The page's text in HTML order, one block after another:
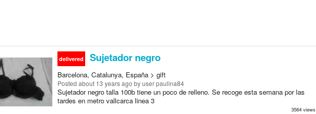
delivered Sujetador negro
Barcelona, Catalunya, España > gift
Posted about 13 years ago by user paulina84
Sujetador negro talla 100b tiene un poco de relleno. Se recoge esta semana por las
tardes en metro vallcarca linea 3
3564 views